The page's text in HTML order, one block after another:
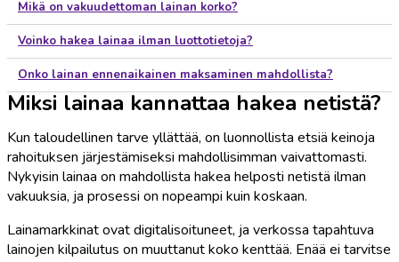
Mikä on vakuudettoman lainan korko?
Voinko hakea lainaa ilman luottotietoja?
Onko lainan ennenaikainen maksaminen mahdollista?
Miksi lainaa kannattaa hakea netistä?
Kun taloudellinen tarve yllättää, on luonnollista etsiä keinoja
rahoituksen järjestämiseksi mahdollisimman vaivattomasti.
Nykyisin lainaa on mahdollista hakea helposti netistä ilman
vakuuksia, ja prosessi on nopeampi kuin koskaan.
Lainamarkkinat ovat digitalisoituneet, ja verkossa tapahtuva
lainojen kilpailutus on muuttanut koko kenttää. Enää ei tarvitse